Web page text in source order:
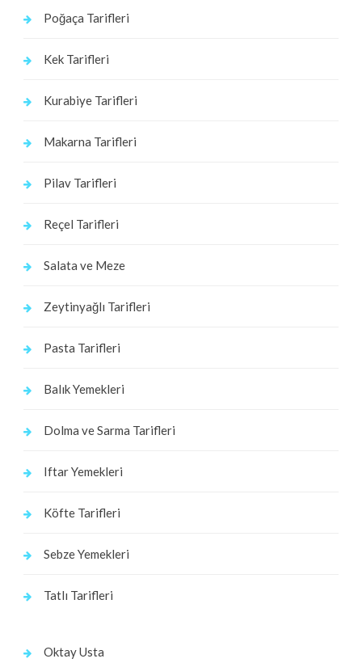
Poğaça Tarifleri
Kek Tarifleri
Kurabiye Tarifleri
Makarna Tarifleri
Pilav Tarifleri
Reçel Tarifleri
Salata ve Meze
Zeytinyağlı Tarifleri
Pasta Tarifleri
Balık Yemekleri
Dolma ve Sarma Tarifleri
Iftar Yemekleri
Köfte Tarifleri
Sebze Yemekleri
Tatlı Tarifleri
Oktay Usta